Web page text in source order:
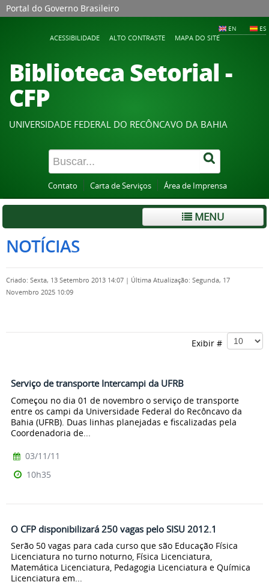
Portal do Governo Brasileiro
EN ES
ACESSIBILIDADE ALTO CONTRASTE MAPA DO SITE
Biblioteca Setorial -
CFP
UNIVERSIDADE FEDERAL DO RECÔNCAVO DA BAHIA
Contato Carta de Serviços Área de Imprensa
MENU
NOTÍCIAS
Criado: Sexta, 13 Setembro 2013 14:07 | Última Atualização: Segunda, 17
Novembro 2025 10:09
Exibir #
Serviço de transporte Intercampi da UFRB
Começou no dia 01 de novembro o serviço de transporte
entre os campi da Universidade Federal do Recôncavo da
Bahia (UFRB). Duas linhas planejadas e fiscalizadas pela
Coordenadoria de...
03/11/11
10h35
O CFP disponibilizará 250 vagas pelo SISU 2012.1
Serão 50 vagas para cada curso que são Educação Física
Licenciatura no turno noturno, Física Licenciatura,
Matemática Licenciatura, Pedagogia Licenciatura e Química
Licenciatura em...